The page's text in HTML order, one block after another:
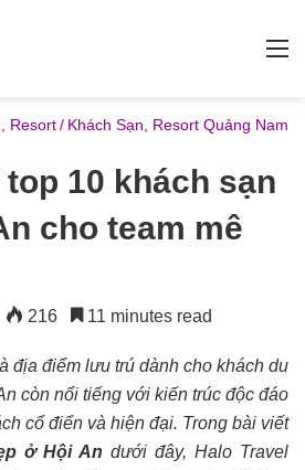
Resort/ Khách Sạn, Resort Quảng Nam
top 10 khách sạn
cho team mê
216 11 minutes read
địa điểm lưu trú dành cho khách du
còn nổi tiếng với kiến trúc độc đáo
cổ điển và hiện đại. Trong bài viết
ở Hội An dưới đây, Halo Travel